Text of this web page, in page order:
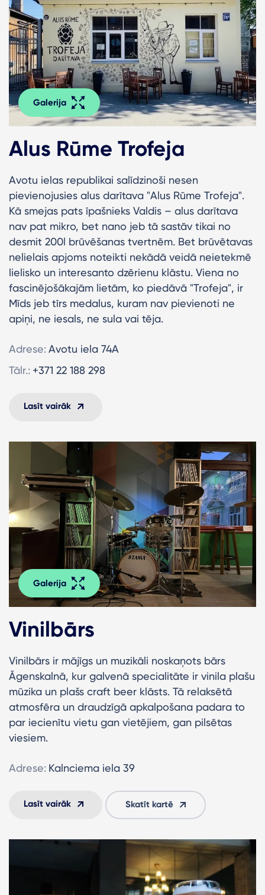
Galerija
Alus Rūme Trofeja
Avotu ielas republikai salīdzinoši nesen
pievienojusies alus darītava "Alus Rūme Trofeja".
Kā smejas pats īpašnieks Valdis – alus darītava
nav pat mikro, bet nano jeb tā sastāv tikai no
desmit 200l brūvēšanas tvertnēm. Bet brūvētavas
nelielais apjoms noteikti nekādā veidā neietekmē
lielisko un interesanto dzērienu klāstu. Viena no
fascinējošākajām lietām, ko piedāvā "Trofeja", ir
Mīds jeb tīrs medalus, kuram nav pievienoti ne
apiņi, ne iesals, ne sula vai tēja.
Adrese: Avotu iela 74A
Tālr.: +371 22 188 298
Lasīt vairāk
Galerija
Vinilbārs
Vinilbārs ir mājīgs un muzikāli noskaņots bārs
Āgenskalnā, kur galvenā specialitāte ir vinila plašu
mūzika un plašs craft beer klāsts. Tā relaksētā
atmosfēra un draudzīgā apkalpošana padara to
par iecienītu vietu gan vietējiem, gan pilsētas
viesiem.
Adrese: Kalnciema iela 39
Lasīt vairāk Skatīt kartē